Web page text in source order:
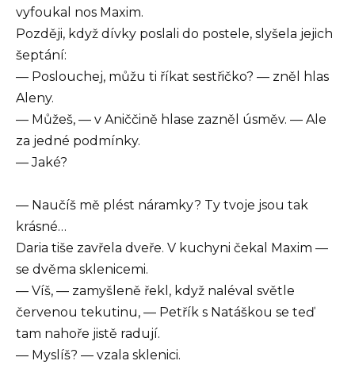
vyfoukal nos Maxim.
Později, když dívky poslali do postele, slyšela jejich
šeptání:
— Poslouchej, můžu ti říkat sestřičko? — zněl hlas
Aleny.
— Můžeš, — v Aniččině hlase zazněl úsměv. — Ale
za jedné podmínky.
— Jaké?
— Naučíš mě plést náramky? Ty tvoje jsou tak
krásné…
Daria tiše zavřela dveře. V kuchyni čekal Maxim —
se dvěma sklenicemi.
— Víš, — zamyšleně řekl, když naléval světle
červenou tekutinu, — Petřík s Natáškou se teď
tam nahoře jistě radují.
— Myslíš? — vzala sklenici.